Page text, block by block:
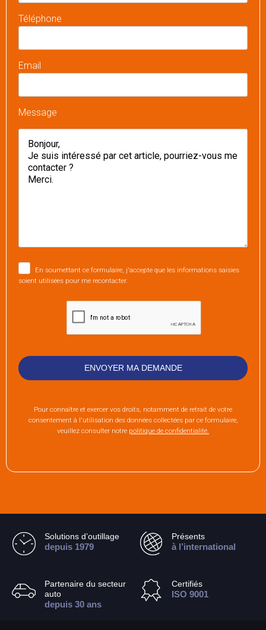
Téléphone
Email
Message
En soumettant ce formulaire, j'accepte que les informations saisies
soient utilisées pour me recontacter.
Pour connaître et exercer vos droits, notamment de retrait de votre
consentement à l'utilisation des données collectées par ce formulaire,
veuillez consulter notre politique de confidentialité.
Solutions d’outillage
depuis 1979
Présents
à l’international
Partenaire du secteur
auto
depuis 30 ans
Certifiés
ISO 9001